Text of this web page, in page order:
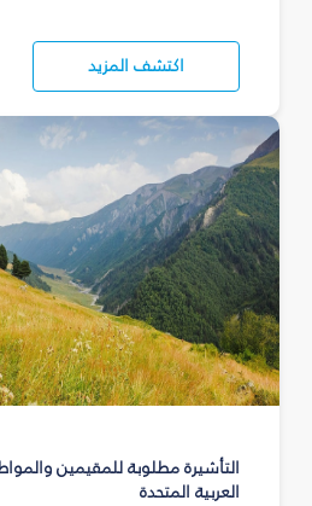
اكتشف المزيد
التأشيرة مطلوبة للمقيمين
العربية المتحدة